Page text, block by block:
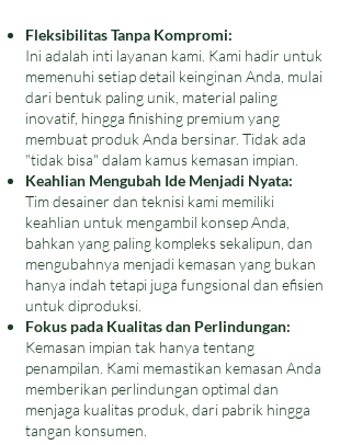
Fleksibilitas Tanpa Kompromi:
Ini adalah inti layanan kami. Kami hadir untuk
memenuhi setiap detail keinginan Anda, mulai
dari bentuk paling unik, material paling
inovatif, hingga finishing premium yang
membuat produk Anda bersinar. Tidak ada
"tidak bisa" dalam kamus kemasan impian.
Keahlian Mengubah Ide Menjadi Nyata:
Tim desainer dan teknisi kami memiliki
keahlian untuk mengambil konsep Anda,
bahkan yang paling kompleks sekalipun, dan
mengubahnya menjadi kemasan yang bukan
hanya indah tetapi juga fungsional dan efisien
untuk diproduksi.
Fokus pada Kualitas dan Perlindungan:
Kemasan impian tak hanya tentang
penampilan. Kami memastikan kemasan Anda
memberikan perlindungan optimal dan
menjaga kualitas produk, dari pabrik hingga
tangan konsumen.